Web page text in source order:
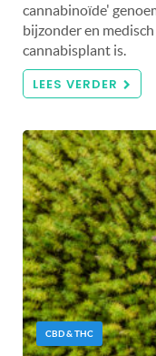
cannabinoïde'
bijzonder en
cannabisplant is.
LEES VERDER
CBD & THC